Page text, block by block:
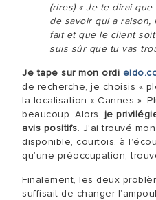
(rires) « Je te dirai
de savoir qui a raison,
fait et que le client
suis sûr que tu vas
Je tape sur mon ordi
de recherche, je choisis «
la localisation « Cannes ».
beaucoup. Alors, je
avis positifs. J’ai trouvé
disponible, courtois, à
qu’une préoccupation,
Finalement, les deux
suffisait de changer